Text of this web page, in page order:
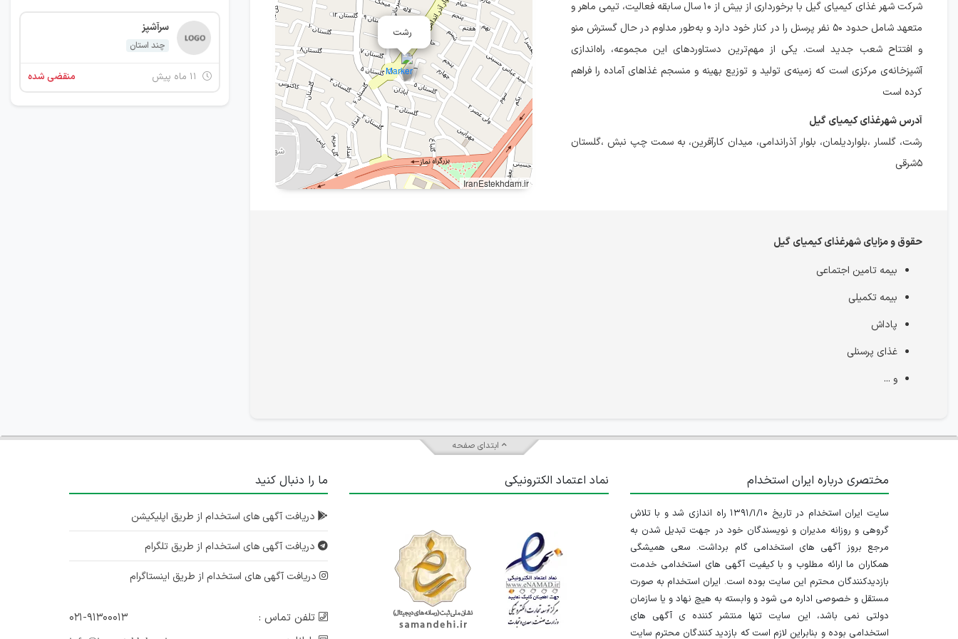
شرکت شهر غذای کیمیای گیل با برخورداری از بیش از ۱۰ سال سابقه فعالیت، تیمی ماهر و
متعهد شامل حدود ۵۰ نفر پرسنل را در کنار خود دارد و به‌طور مداوم در حال گسترش منو
و افتتاح شعب جدید است. یکی از مهم‌ترین دستاوردهای این مجموعه، راه‌اندازی
آشپزخانه‌ی مرکزی است که زمینه‌ی تولید و توزیع بهینه و منسجم غذاهای آماده را فراهم
کرده است
آدرس شهرغذای کیمیای گیل
رشت، گلسار ،بلواردیلمان، بلوار آذراندامی، میدان کارآفرین، به سمت چپ نبش ،گلستان
۵شرقی
رشت
IranEstekhdam.ir
حقوق و مزایای شهرغذای کیمیای گیل
بیمه تامین اجتماعی
بیمه تکمیلی
پاداش
غذای پرسنلی
و ...
سرآشپز
چند استان
منقضی شده
ابتدای صفحه
مختصری درباره ایران استخدام
سایت ایران استخدام در تاریخ ۱۳۹۱/۱/۱۰ راه اندازی شد و با تلاش
گروهی و روزانه مدیران و نویسندگان خود در جهت تبدیل شدن به
مرجع بروز آگهی های استخدامی گام برداشت. سعی همیشگی
همکاران ما ارائه مطلوب و با کیفیت آگهی های استخدامی خدمت
بازدیدکنندگان محترم این سایت بوده است. ایران استخدام به صورت
مستقل و خصوصی اداره می شود و وابسته به هیچ نهاد و یا سازمان
دولتی نمی باشد، این سایت تنها منتشر کننده ی آگهی های
استخدامی بوده و بنابراین لازم است که بازدید کنندگان محترم سایت
نماد اعتماد الکترونیکی ما را دنبال کنید
دریافت آگهی های استخدام از طریق اپلیکیشن
دریافت آگهی های استخدام از طریق تلگرام
دریافت آگهی های استخدام از طریق اینستاگرام
تلفن تماس :
۰۲۱-۹۱۳۰۰۰۱۳